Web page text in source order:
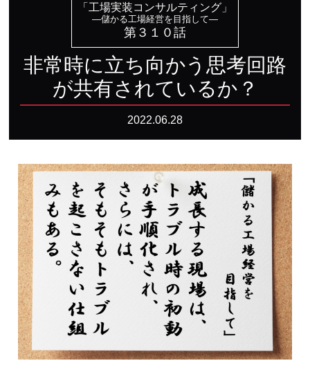
「工場実装コンサルティング」
—儲かる工場経営を目指して—
第３１０話
非常時に立ち向かう 思考回路
が共有されているか？
2022.06.28